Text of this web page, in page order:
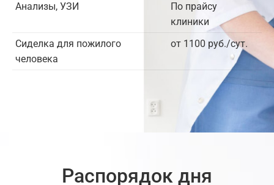
Анализы, УЗИ
По прайсу
клиники
Сиделка для пожилого
человека
от 1100 руб./сут.
Распорядок дня